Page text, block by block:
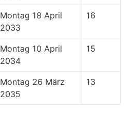
Montag 18 April
2033
16
Montag 10 April
2034
15
Montag 26 März
2035
13